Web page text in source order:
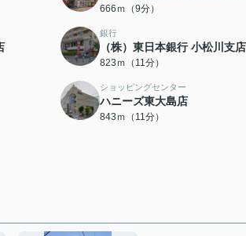
666ｍ（9分）
銀行
（株）東日本銀行 小松川支店
823ｍ（11分）
ショッピングセンター
ハニーズ東大島店
843ｍ（11分）